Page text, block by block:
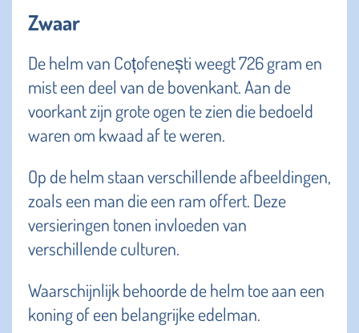
Zwaar
De helm van Coțofenești weegt 726 gram en
mist een deel van de bovenkant. Aan de
voorkant zijn grote ogen te zien die bedoeld
waren om kwaad af te weren.
Op de helm staan verschillende afbeeldingen,
zoals een man die een ram offert. Deze
versieringen tonen invloeden van
verschillende culturen.
Waarschijnlijk behoorde de helm toe aan een
koning of een belangrijke edelman.